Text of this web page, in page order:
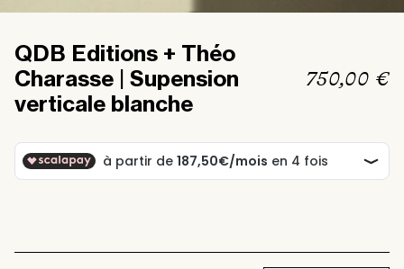
QDB Editions + Théo
Charasse | Supension
verticale blanche
Prix
750,00 €